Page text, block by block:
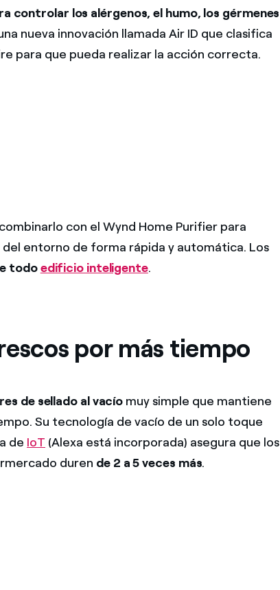
controlar los alérgenos, el humo, los gérmenes
nueva innovación llamada Air ID que clasifica
para que pueda realizar la acción correcta.
con el Wynd Home Purifier para
entorno de forma rápida y automática. Los
todoedificio inteligente.
por más tiempo
de sellado al vacío muy simple que mantiene
Su tecnología de vacío de un solo toque
de IoT (Alexa está incorporada) asegura que los
duren de 2 a 5 veces más.